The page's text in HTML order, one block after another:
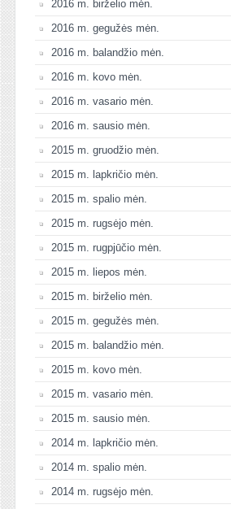
2016 m. birželio mėn.
2016 m. gegužės mėn.
2016 m. balandžio mėn.
2016 m. kovo mėn.
2016 m. vasario mėn.
2016 m. sausio mėn.
2015 m. gruodžio mėn.
2015 m. lapkričio mėn.
2015 m. spalio mėn.
2015 m. rugsėjo mėn.
2015 m. rugpjūčio mėn.
2015 m. liepos mėn.
2015 m. birželio mėn.
2015 m. gegužės mėn.
2015 m. balandžio mėn.
2015 m. kovo mėn.
2015 m. vasario mėn.
2015 m. sausio mėn.
2014 m. lapkričio mėn.
2014 m. spalio mėn.
2014 m. rugsėjo mėn.